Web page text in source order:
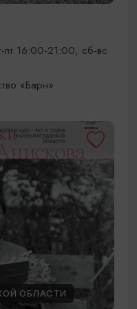
16:00-21:00, сб-вс
«Барн»
ОБЛАСТИ